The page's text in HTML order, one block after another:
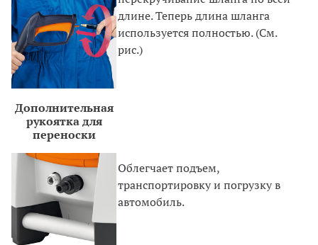
длине. Теперь длина шланга
используется полностью. (См.
рис.)
Дополнительная
рукоятка для
переноски
Облегчает подъем,
транспортировку и погрузку в
автомобиль.